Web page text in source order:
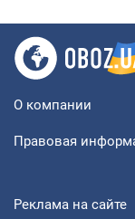
О компании
Правовая
Реклама на сайте